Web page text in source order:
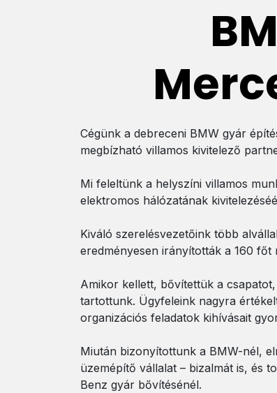
Cégünk a debreceni BMW gyár
megbízható villamos kivitelező
Mi feleltünk a helyszíni villamos
elektromos hálózatának
Kiváló szerelésvezetőink több
eredményesen irányították a 160 főt
Amikor kellett, bővítettük a
tartottunk. Ügyfeleink nagyra
organizációs feladatok kihívásait
Miután bizonyítottunk a BMW-nél,
üzemépítő vállalat – bizalmát is, és
Benz gyár bővítésénél.